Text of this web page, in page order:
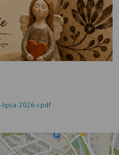
lipca-2026-r.pdf